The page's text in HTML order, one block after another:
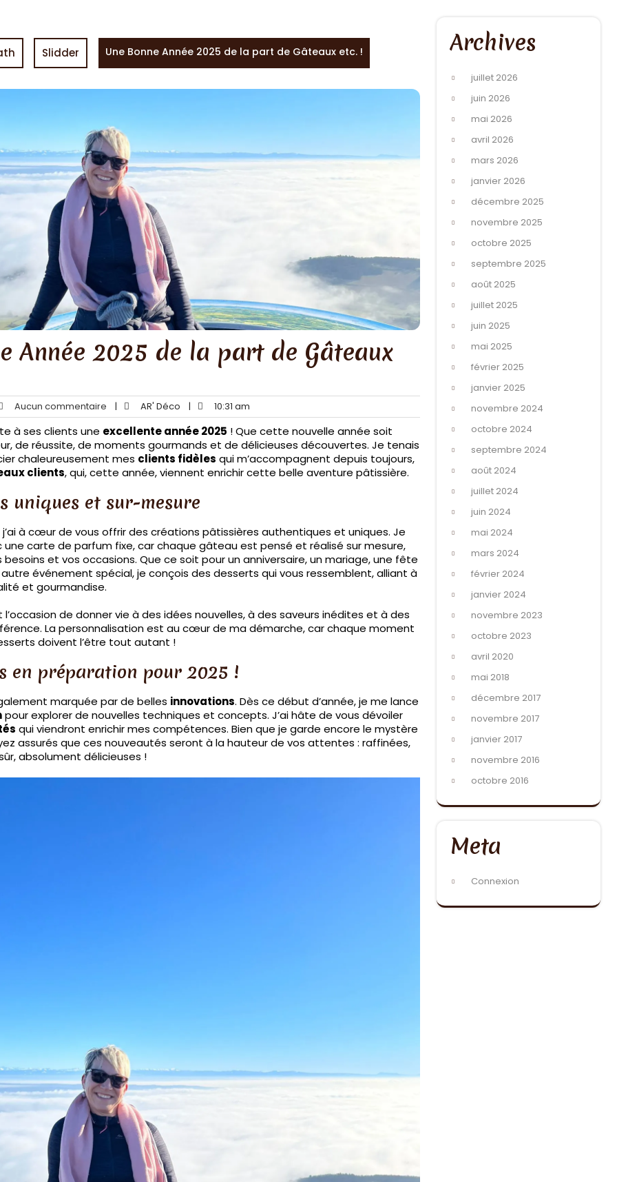
Slidder Une Bonne Année 2025 de la part de Gâteaux etc. !
Année 2025 de la part de Gâteaux
Aucun commentaire | AR' Déco | 10:31 am
à ses clients une excellente année 2025 ! Que cette nouvelle année soit
de réussite, de moments gourmands et de délicieuses découvertes. Je tenais
chaleureusement mes clients fidèles qui m’accompagnent depuis toujours,
clients, qui, cette année, viennent enrichir cette belle aventure pâtissière.
uniques et sur-mesure
j’ai à cœur de vous offrir des créations pâtissières authentiques et uniques. Je
une carte de parfum fixe, car chaque gâteau est pensé et réalisé sur mesure,
besoins et vos occasions. Que ce soit pour un anniversaire, un mariage, une fête
événement spécial, je conçois des desserts qui vous ressemblent, alliant à
et gourmandise.
de donner vie à des idées nouvelles, à des saveurs inédites et à des
La personnalisation est au cœur de ma démarche, car chaque moment
doivent l’être tout autant !
en préparation pour 2025 !
marquée par de belles innovations. Dès ce début d’année, je me lance
pour explorer de nouvelles techniques et concepts. J’ai hâte de vous dévoiler
qui viendront enrichir mes compétences. Bien que je garde encore le mystère
assurés que ces nouveautés seront à la hauteur de vos attentes : raffinées,
absolument délicieuses !
Archives
juillet 2026
juin 2026
mai 2026
avril 2026
mars 2026
janvier 2026
décembre 2025
novembre 2025
octobre 2025
septembre 2025
août 2025
juillet 2025
juin 2025
mai 2025
février 2025
janvier 2025
novembre 2024
octobre 2024
septembre 2024
août 2024
juillet 2024
juin 2024
mai 2024
mars 2024
février 2024
janvier 2024
novembre 2023
octobre 2023
avril 2020
mai 2018
décembre 2017
novembre 2017
janvier 2017
novembre 2016
octobre 2016
Meta
Connexion